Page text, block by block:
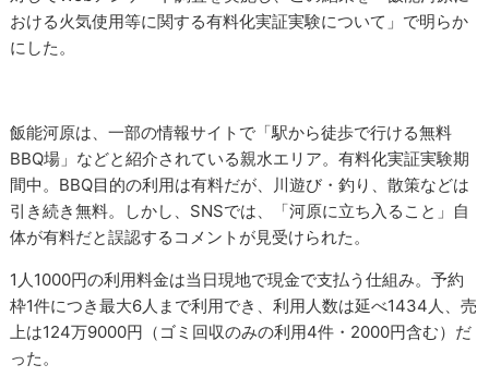
おける火気使用等に関する有料化実証実験について」で明らか
にした。
飯能河原は、一部の情報サイトで「駅から徒歩で行ける無料
BBQ場」などと紹介されている親水エリア。有料化実証実験期
間中。BBQ目的の利用は有料だが、川遊び・釣り、散策などは
引き続き無料。しかし、SNSでは、「河原に立ち入ること」自
体が有料だと誤認するコメントが見受けられた。
1人1000円の利用料金は当日現地で現金で支払う仕組み。予約
枠1件につき最大6人まで利用でき、利用人数は延べ1434人、売
上は124万9000円（ゴミ回収のみの利用4件・2000円含む）だ
った。